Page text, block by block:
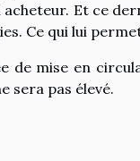
Et ce
Ce qui lui
de mise en
sera pas élevé.